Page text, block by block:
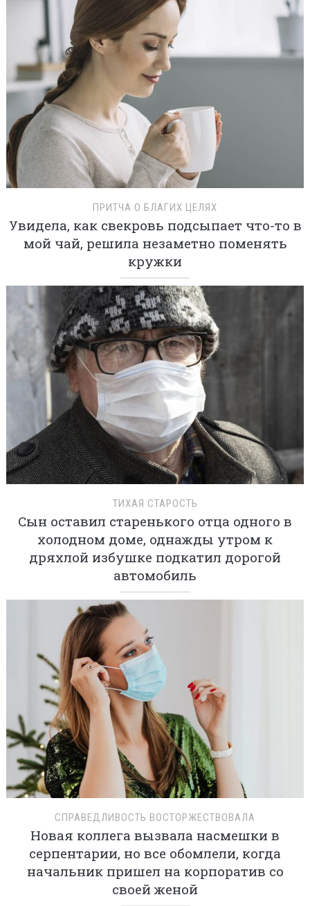
ПРИТЧА О БЛАГИХ ЦЕЛЯХ
Увидела, как свекровь подсыпает что-то в
мой чай, решила незаметно поменять
кружки
ТИХАЯ СТАРОСТЬ
Сын оставил старенького отца одного в
холодном доме, однажды утром к
дряхлой избушке подкатил дорогой
автомобиль
СПРАВЕДЛИВОСТЬ ВОСТОРЖЕСТВОВАЛА
Новая коллега вызвала насмешки в
серпентарии, но все обомлели, когда
начальник пришел на корпоратив со
своей женой